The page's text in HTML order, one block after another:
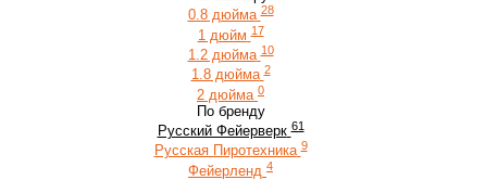
0.8 дюйма 28
1 дюйм 17
1.2 дюйма 10
1.8 дюйма 2
2 дюйма 0
По бренду
Русский Фейерверк 61
Русская Пиротехника 9
Фейерленд 4